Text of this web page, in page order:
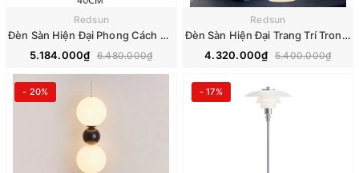
Redsun
Đèn Sàn Hiện Đại Phong Cách Bắc Âu DS2048
5.184.000₫ 6.480.000₫
Redsun
Đèn Sàn Hiện Đại Trang Trí Trong Nhà, Sân Vườn Cảnh Quan Ngoài Trời Phong Cách Italia DS2049
4.320.000₫ 5.400.000₫
- 20% - 17%